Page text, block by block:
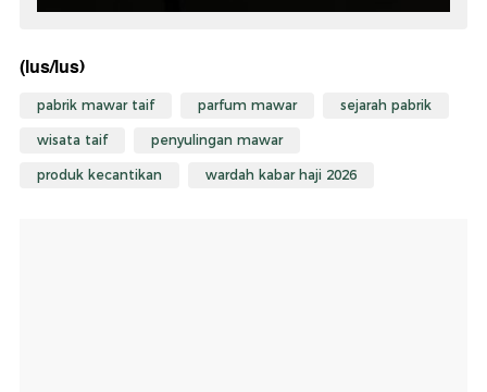
(lus/lus)
pabrik mawar taif parfum mawar sejarah pabrik
wisata taif penyulingan mawar
produk kecantikan wardah kabar haji 2026